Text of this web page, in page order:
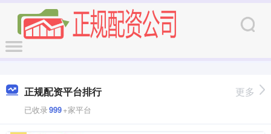
正规配资平台排行
已收录999+家平台
更多